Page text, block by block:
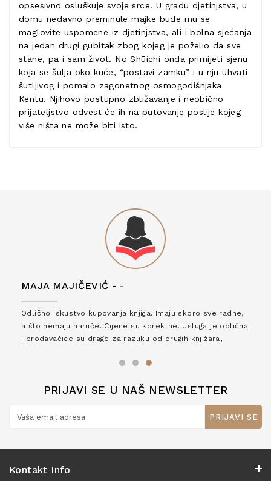
opsesivno osluškuje svoje srce. U gradu djetinjstva, u
domu nedavno preminule majke bude mu se
maglovite uspomene iz djetinjstva, ali i bolna sjećanja
na jedan drugi gubitak zbog kojeg je poželio da sve
stane, pa i sam život. No Shūichi onda primijeti sjenu
koja se šulja oko kuće, “postavi zamku” i u nju uhvati
šutljivog i pomalo zagonetnog osmogodišnjaka
Kentu. Njihovo postupno zbližavanje i neobično
prijateljstvo odvest će ih na putovanje poslije kojeg
više ništa ne može biti isto.
MAJA MAJIČEVIĆ - -
Odlično iskustvo kupovanja knjiga. Imaju skoro sve radne,
a što nemaju naruče. Cijene su korektne. Usluga je odlična
i prodavačice su drage za razliku od drugih knjižara,
PRIJAVI SE U NAŠ NEWSLETTER
PRIJAVI SE
Kontakt Info